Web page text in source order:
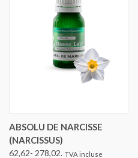
ABSOLU DE NARCISSE
(NARCISSUS)
62,62- 278,02. TVA incluse